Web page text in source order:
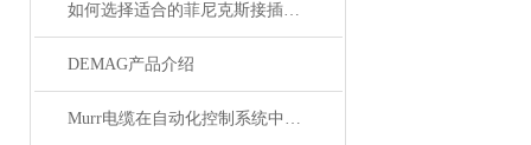
如何选择适合的菲尼克斯接插件？
DEMAG产品介绍
Murr电缆在自动化控制系统中的应用